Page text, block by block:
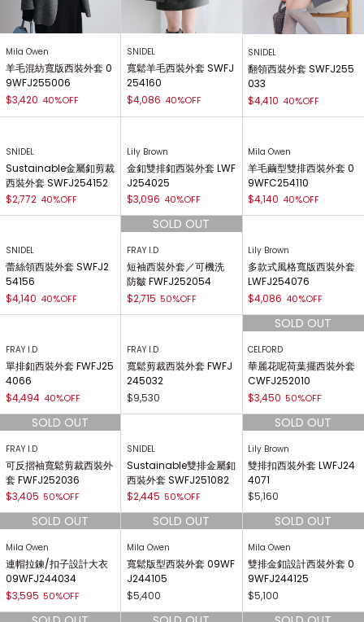
Mila Owen
羊毛混紡寬版西裝外套 0
9WFJ255006
$3,420 40%OFF
SNIDEL
寬鬆羊毛西裝外套 SWFJ
254160
$4,086 40%OFF
SNIDEL
翻領西裝外套 SWFJ255
033
$4,410 40%OFF
SNIDEL
Sustainable金屬釦剪裁
西裝外套 SWFJ254152
$2,772 40%OFF
Lily Brown
金釦雙排釦西裝外套 LWF
J254025
$3,096 40%OFF
Mila Owen
羊毛繭型雙排西裝外套 0
9WFC254110
$4,140 40%OFF
SNIDEL
蕾絲領西裝外套 SWFJ2
54156
$4,140 40%OFF
FRAY I.D
短袖西裝外套／可機洗
防皺 FWFJ252054
$2,715 50%OFF
Lily Brown
多款式風格寬版西裝外套
LWFJ254076
$4,086 40%OFF
FRAY I.D
單排釦西裝外套 FWFJ25
4066
$4,494 40%OFF
FRAY I.D
寬鬆剪裁西裝外套 FWFJ
245032
$9,530
CELFORD
華麗花呢荷葉擺西裝外套
CWFJ252010
$3,450 50%OFF
FRAY I.D
可反摺袖寬鬆剪裁西裝外
套 FWFJ252036
$3,405 50%OFF
SNIDEL
Sustainable雙排金屬釦
西裝外套 SWFJ251082
$2,445 50%OFF
Lily Brown
雙排扣西裝外套 LWFJ24
4071
$5,160
Mila Owen
連帽拉鍊/扣子設計大衣
09WFJ244034
$3,595 50%OFF
Mila Owen
寬鬆版型西裝外套 09WF
J244105
$5,400
Mila Owen
雙排金釦設計西裝外套 0
9WFJ244125
$5,100